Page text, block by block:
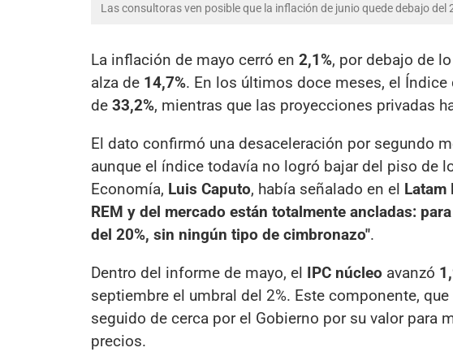
Las consultoras ven posible que la inflación de junio quede debajo del
La inflación de mayo cerró en 2,1%, por debajo de
alza de 14,7%. En los últimos doce meses, el
de 33,2%, mientras que las proyecciones privadas
El dato confirmó una desaceleración por segundo
aunque el índice todavía no logró bajar del piso de
Economía, Luis Caputo, había señalado en el Latam
REM y del mercado están totalmente ancladas:
del 20%, sin ningún tipo de cimbronazo".
Dentro del informe de mayo, el IPC núcleo avanzó
septiembre el umbral del 2%. Este componente,
seguido de cerca por el Gobierno por su valor para
precios.